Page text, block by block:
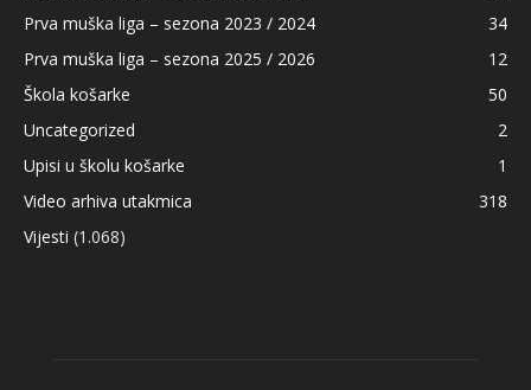
Prva muška liga – sezona 2023 / 2024
34
Prva muška liga – sezona 2025 / 2026
12
Škola košarke
50
Uncategorized
2
Upisi u školu košarke
1
Video arhiva utakmica
318
Vijesti (1.068)